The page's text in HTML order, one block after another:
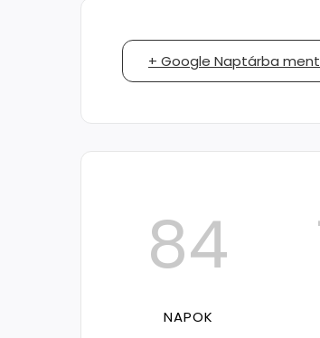
+ Google Naptárba
84
NAPOK